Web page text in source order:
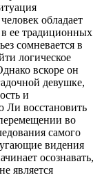
обладает
ее традиционных
сомневается в
логическое
вскоре он
девушке,
и
Ли восстановить
во
самого
видения
осознавать,
является